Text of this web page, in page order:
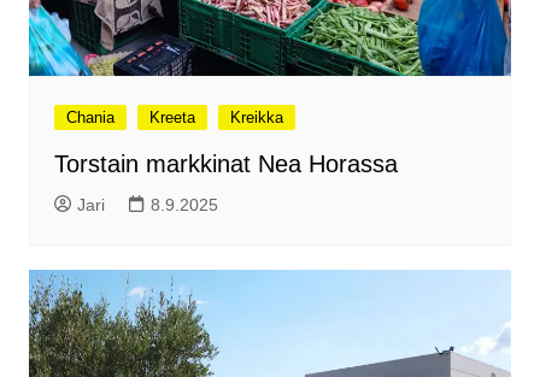
Chania Kreeta Kreikka
Torstain markkinat Nea Horassa
Jari 8.9.2025